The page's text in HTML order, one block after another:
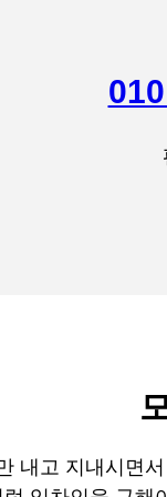
내고 지내시면